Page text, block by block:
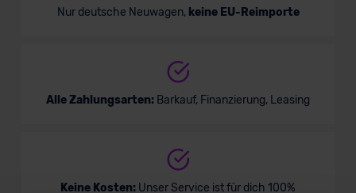
Nur deutsche Neuwagen, keine EU-Reimporte
Alle Zahlungsarten: Barkauf, Finanzierung, Leasing
Keine Kosten: Unser Service ist für dich 100%